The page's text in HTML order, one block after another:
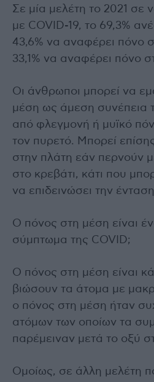
Σε μία μελέτη το 2021 σε
με COVID-19, το 69,3%
43,6% να αναφέρει πόνο
33,1% να αναφέρει πόνο
Οι άνθρωποι μπορεί να
μέση ως άμεση συνέπεια
από φλεγμονή ή μυϊκό
τον πυρετό. Μπορεί
στην πλάτη εάν περνούν
στο κρεβάτι, κάτι που
να επιδεινώσει την
Ο πόνος στη μέση είναι
σύμπτωμα της COVID;
Ο πόνος στη μέση είναι
βιώσουν τα άτομα με
ο πόνος στη μέση ήταν
ατόμων των οποίων τα
παρέμειναν μετά το οξύ
Ομοίως, σε άλλη μελέτη